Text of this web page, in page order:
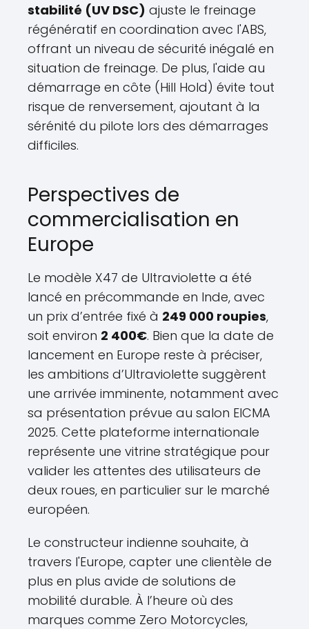
stabilité (UV DSC) ajuste le freinage
régénératif en coordination avec l'ABS,
offrant un niveau de sécurité inégalé en
situation de freinage. De plus, l'aide au
démarrage en côte (Hill Hold) évite tout
risque de renversement, ajoutant à la
sérénité du pilote lors des démarrages
difficiles.
Perspectives de
commercialisation en
Europe
Le modèle X47 de Ultraviolette a été
lancé en précommande en Inde, avec
un prix d’entrée fixé à 249 000 roupies,
soit environ 2 400€. Bien que la date de
lancement en Europe reste à préciser,
les ambitions d’Ultraviolette suggèrent
une arrivée imminente, notamment avec
sa présentation prévue au salon EICMA
2025. Cette plateforme internationale
représente une vitrine stratégique pour
valider les attentes des utilisateurs de
deux roues, en particulier sur le marché
européen.
Le constructeur indienne souhaite, à
travers l'Europe, capter une clientèle de
plus en plus avide de solutions de
mobilité durable. À l’heure où des
marques comme Zero Motorcycles,